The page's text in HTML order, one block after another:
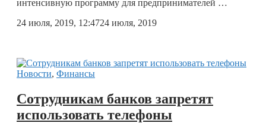
интенсивную программу для предпринимателей …
24 июля, 2019, 12:4724 июля, 2019
Новости, Финансы
Сотрудникам банков запретят
использовать телефоны